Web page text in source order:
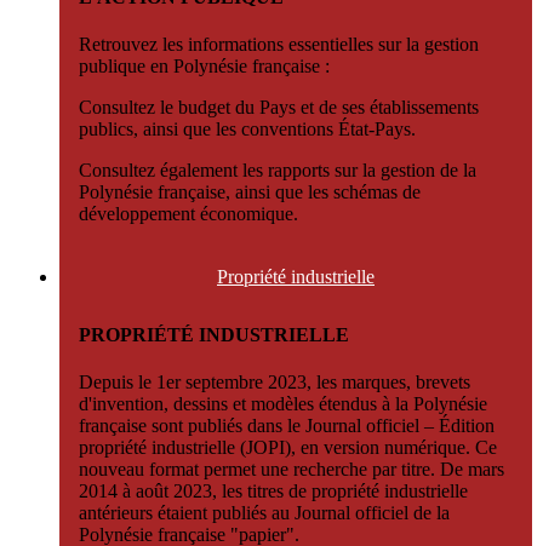
Retrouvez les informations essentielles sur la gestion
publique en Polynésie française :
Consultez le budget du Pays et de ses établissements
publics, ainsi que les conventions État-Pays.
Consultez également les rapports sur la gestion de la
Polynésie française, ainsi que les schémas de
développement économique.
Propriété industrielle
PROPRIÉTÉ INDUSTRIELLE
Depuis le 1er septembre 2023, les marques, brevets
d'invention, dessins et modèles étendus à la Polynésie
française sont publiés dans le Journal officiel – Édition
propriété industrielle (JOPI), en version numérique. Ce
nouveau format permet une recherche par titre. De mars
2014 à août 2023, les titres de propriété industrielle
antérieurs étaient publiés au Journal officiel de la
Polynésie française "papier".